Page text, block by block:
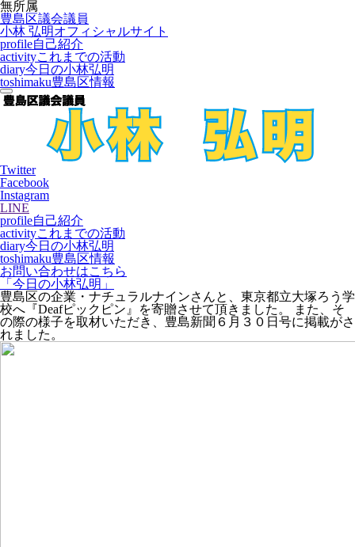
無所属
豊島区議会議員
小林 弘明オフィシャルサイト
profile自己紹介
activityこれまでの活動
diary今日の小林弘明
toshimaku豊島区情報
Twitter
Facebook
Instagram
LINE
profile自己紹介
activityこれまでの活動
diary今日の小林弘明
toshimaku豊島区情報
お問い合わせはこちら
「今日の小林弘明」
豊島区の企業・ナチュラルナインさんと、東京都立大塚ろう学
校へ『Deafピックピン』を寄贈させて頂きました。 また、そ
の際の様子を取材いただき、豊島新聞６月３０日号に掲載がさ
れました。